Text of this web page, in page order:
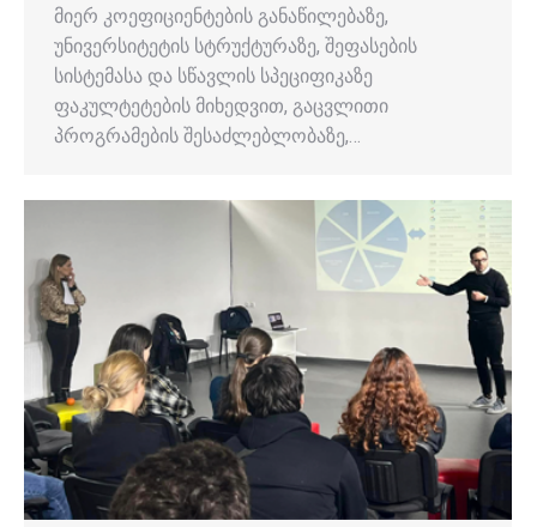
მიერ კოეფიციენტების განაწილებაზე,
უნივერსიტეტის სტრუქტურაზე, შეფასების
სისტემასა და სწავლის სპეციფიკაზე
ფაკულტეტების მიხედვით, გაცვლითი
პროგრამების შესაძლებლობაზე,…